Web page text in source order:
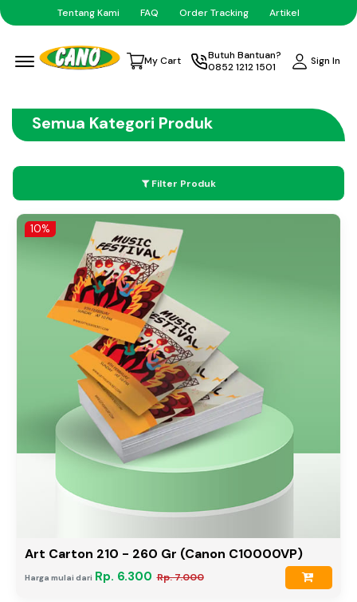
Tentang Kami FAQ Order Tracking Artikel
Menu Open
My Cart
Butuh Bantuan?
0852 1212 1501
Sign In
Semua Kategori Produk
Filter Produk
10%
Art Carton 210 - 260 Gr (Canon C10000VP)
Harga mulai dari Rp. 6.300 Rp. 7.000